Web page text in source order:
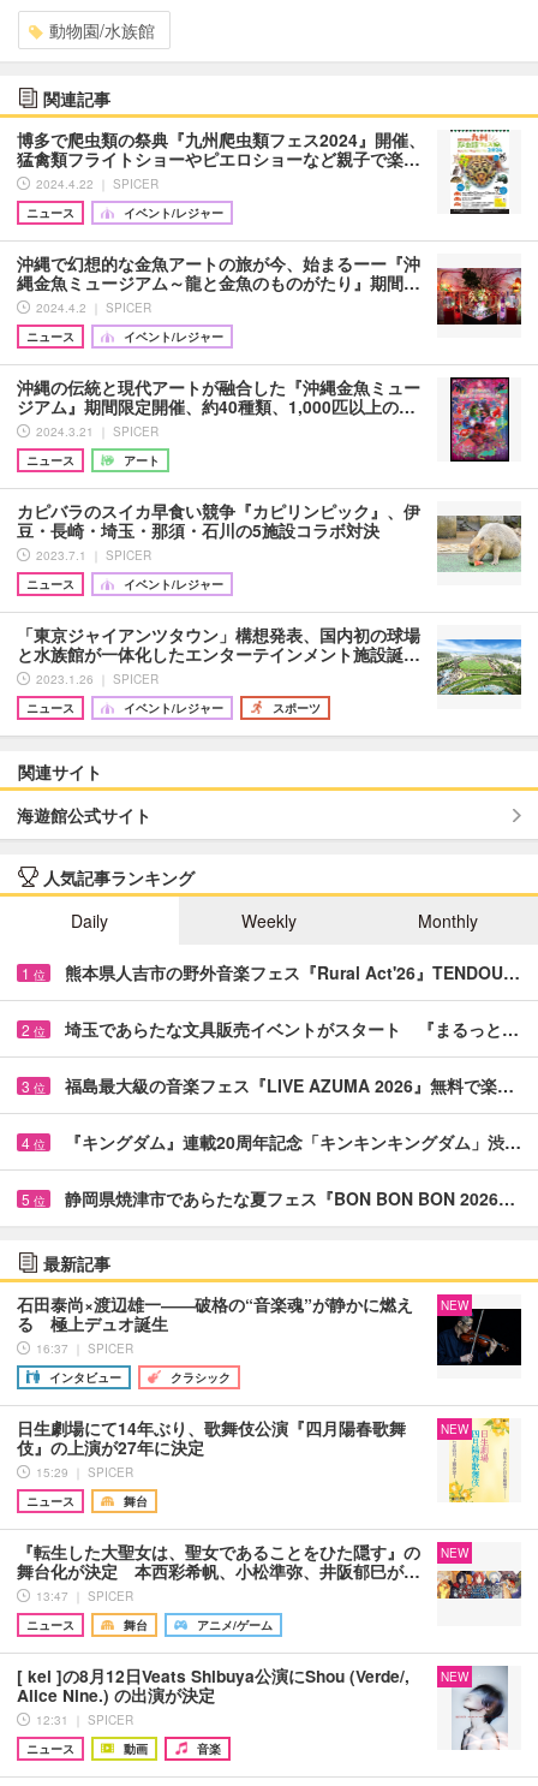
動物園/水族館
関連記事
博多で爬虫類の祭典『九州爬虫類フェス2024』開催、
猛禽類フライトショーやピエロショーなど親子で楽…
2024.4.22 ｜ SPICER
ニュース
イベント/レジャー
沖縄で幻想的な金魚アートの旅が今、始まるーー『沖
縄金魚ミュージアム～龍と金魚のものがたり』期間…
2024.4.2 ｜ SPICER
ニュース
イベント/レジャー
沖縄の伝統と現代アートが融合した『沖縄金魚ミュー
ジアム』期間限定開催、約40種類、1,000匹以上の…
2024.3.21 ｜ SPICER
ニュース
アート
カピバラのスイカ早食い競争『カピリンピック』、伊
豆・長崎・埼玉・那須・石川の5施設コラボ対決
2023.7.1 ｜ SPICER
ニュース
イベント/レジャー
「東京ジャイアンツタウン」構想発表、国内初の球場
と水族館が一体化したエンターテインメント施設誕…
2023.1.26 ｜ SPICER
ニュース
イベント/レジャー スポーツ
関連サイト
海遊館公式サイト
人気記事ランキング
Daily
Weekly Monthly
1 位 熊本県人吉市の野外音楽フェス『Rural Act'26』TENDOU…
2 位 埼玉であらたな文具販売イベントがスタート 『まるっと…
3 位 福島最大級の音楽フェス『LIVE AZUMA 2026』無料で楽…
4 位 『キングダム』連載20周年記念「キンキンキングダム」渋…
5 位 静岡県焼津市であらたな夏フェス『BON BON BON 2026…
最新記事
石田泰尚×渡辺雄一――破格の“音楽魂”が静かに燃え
る 極上デュオ誕生
16:37 ｜ SPICER
インタビュー
クラシック
NEW
日生劇場にて14年ぶり、歌舞伎公演『四月陽春歌舞
伎』の上演が27年に決定
15:29 ｜ SPICER
ニュース
舞台
NEW
『転生した大聖女は、聖女であることをひた隠す』の
舞台化が決定 本西彩希帆、小松準弥、井阪郁巳が…
13:47 ｜ SPICER
ニュース
舞台 アニメ/ゲーム
NEW
[ kei ]の8月12日Veats Shibuya公演にShou (Verde/,
Alice Nine.) の出演が決定
12:31 ｜ SPICER
ニュース
動画 音楽
NEW